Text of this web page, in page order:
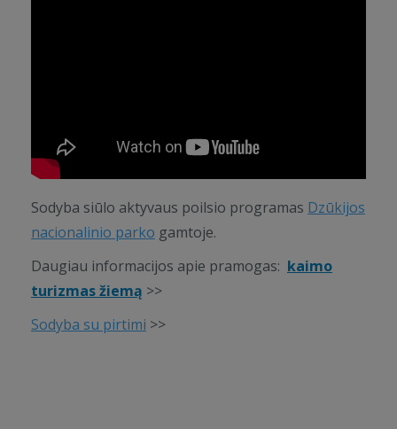
Sodyba siūlo aktyvaus poilsio programas Dzūkijos
nacionalinio parko gamtoje.
Daugiau informacijos apie pramogas: kaimo
turizmas žiemą >>
Sodyba su pirtimi >>